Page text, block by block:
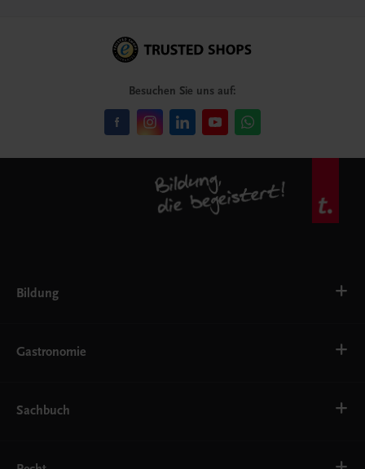
Besuchen Sie uns auf:
Bildung
AHS
EWF/ZWF
FW
Gastronomie
Getränke
Service
Sachbuch